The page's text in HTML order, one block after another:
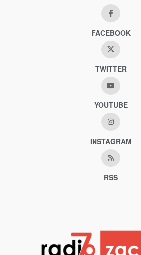
FACEBOOK
TWITTER
YOUTUBE
INSTAGRAM
RSS